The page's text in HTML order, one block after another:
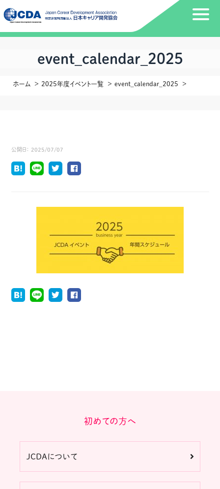
event_calendar_2025
ホーム 2025年度イベント一覧 event_calendar_2025
公開日： 2025/07/07
初めての方へ
JCDAについて